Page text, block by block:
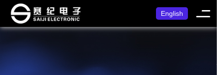
English